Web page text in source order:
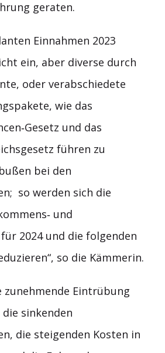
geraten.
Einnahmen 2023
ein, aber diverse durch
oder verabschiedete
wie das
und das
führen zu
bei den
so werden sich die
und
2024 und die folgenden
so die Kämmerin.
zunehmende Eintrübung
sinkenden
die steigenden Kosten in